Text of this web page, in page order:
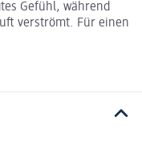
Gefühl, während
verströmt. Für einen